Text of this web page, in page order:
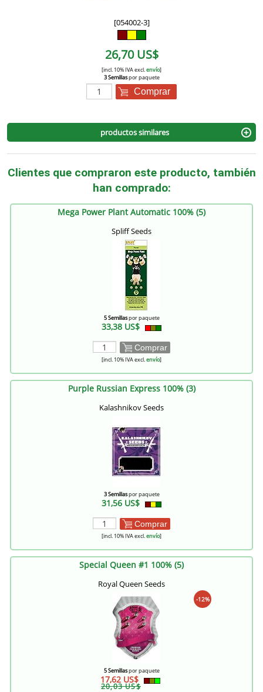
[054002-3]
26,70 US$
[incl. 10% IVA excl.envío]
3 Semillaspor paquete
Comprar
productos similares
Clientes que compraron este producto, también
han comprado:
Mega Power Plant Automatic 100% (5)
Spliff Seeds
5 Semillaspor paquete
33,38 US$
Comprar
[incl. 10% IVA excl.envío]
Purple Russian Express 100% (3)
Kalashnikov Seeds
3 Semillaspor paquete
31,56 US$
Comprar
[incl. 10% IVA excl.envío]
Special Queen #1 100% (5)
Royal Queen Seeds
-12%
5 Semillaspor paquete
17,62 US$
20,03 US$